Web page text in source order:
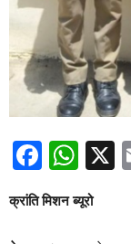
क्रांति मिशन ब्यूरो